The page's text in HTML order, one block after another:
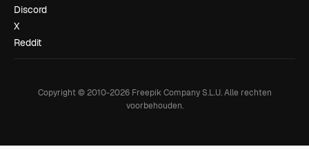
Discord
X
Reddit
Copyright © 2010-2026Freepik Company S.L.U. Alle rechten
voorbehouden.